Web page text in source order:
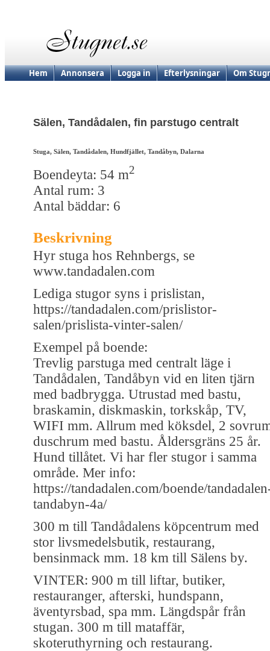
Hem Annonsera Logga in Efterlysningar Om
Sälen, Tandådalen, fin parstugo centralt
Stuga, Sälen, Tandådalen, Hundfjället, Tandåbyn, Dalarna
Boendeyta: 54 m2
Antal rum: 3
Antal bäddar: 6
Beskrivning
Hyr stuga hos Rehnbergs, se
www.tandadalen.com
Lediga stugor syns i prislistan,
https://tandadalen.com/prislistor-
salen/prislista-vinter-salen/
Exempel på boende:
Trevlig parstuga med centralt läge i
Tandådalen, Tandåbyn vid en liten tjärn
med badbrygga. Utrustad med bastu,
braskamin, diskmaskin, torkskåp, TV,
WIFI mm. Allrum med köksdel, 2
duschrum med bastu. Åldersgräns 25 år.
Hund tillåtet. Vi har fler stugor i samma
område. Mer info:
https://tandadalen.com/boende/
tandabyn-4a/
300 m till Tandådalens köpcentrum med
stor livsmedelsbutik, restaurang,
bensinmack mm. 18 km till Sälens by.
VINTER: 900 m till liftar, butiker,
restauranger, afterski, hundspann,
äventyrsbad, spa mm. Längdspår från
stugan. 300 m till mataffär,
skoteruthyrning och restaurang.